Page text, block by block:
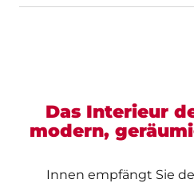
Das Interieur
modern,
Innen empfängt Sie